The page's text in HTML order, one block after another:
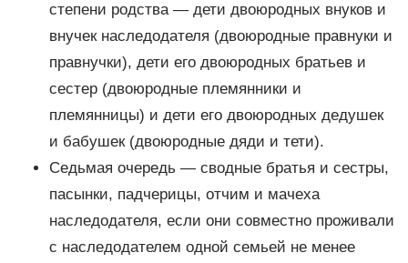
степени родства — дети двоюродных внуков и
внучек наследодателя (двоюродные правнуки и
правнучки), дети его двоюродных братьев и
сестер (двоюродные племянники и
племянницы) и дети его двоюродных дедушек
и бабушек (двоюродные дяди и тети).
Седьмая очередь — сводные братья и сестры,
пасынки, падчерицы, отчим и мачеха
наследодателя, если они совместно проживали
с наследодателем одной семьей не менее